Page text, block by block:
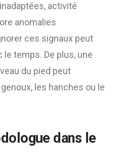
activité
anomalies
ces signaux peut
le temps. De plus, une
du pied peut
les hanches ou le
dans le